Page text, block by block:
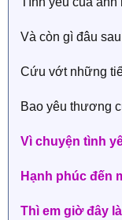
Và còn gì đâu
Cứu vớt những
Bao yêu thương
Vì chuyện tình
Hạnh phúc đến
Thì em giờ đây